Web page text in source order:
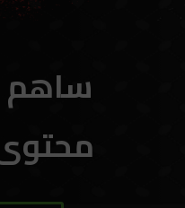
ساهم